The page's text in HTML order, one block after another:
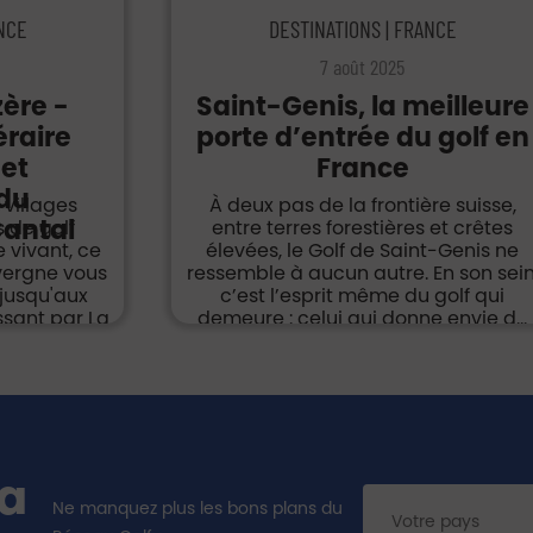
-
villages
de golf
vivant, ce
vous
par La
DESTINATIONS | FRANCE
7 août 2025
Saint-Genis, la meilleure
porte d’entrée du golf en
France
À deux pas de la frontière suisse,
entre terres forestières et crêtes
élevées, le Golf de Saint-Genis ne
ressemble à aucun autre. En son
c’est l’esprit même du golf qui
demeure : celui qui donne envie d...
Ne manquez plus les bons plans du